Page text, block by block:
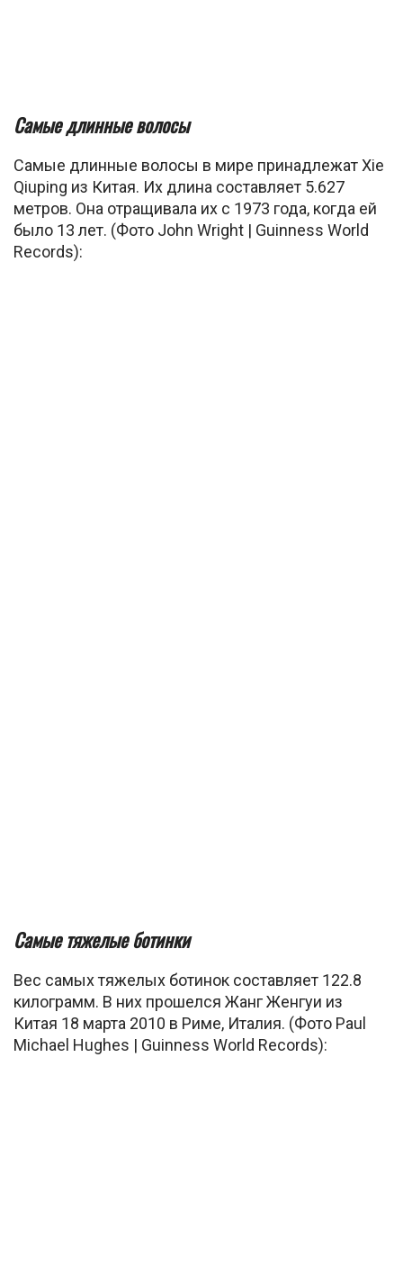
Самые длинные волосы
Самые длинные волосы в мире принадлежат Xie
Qiuping из Китая. Их длина составляет 5.627
метров. Она отращивала их с 1973 года, когда ей
было 13 лет. (Фото John Wright | Guinness World
Records):
Самые тяжелые ботинки
Вес самых тяжелых ботинок составляет 122.8
килограмм. В них прошелся Жанг Женгуи из
Китая 18 марта 2010 в Риме, Италия. (Фото Paul
Michael Hughes | Guinness World Records):